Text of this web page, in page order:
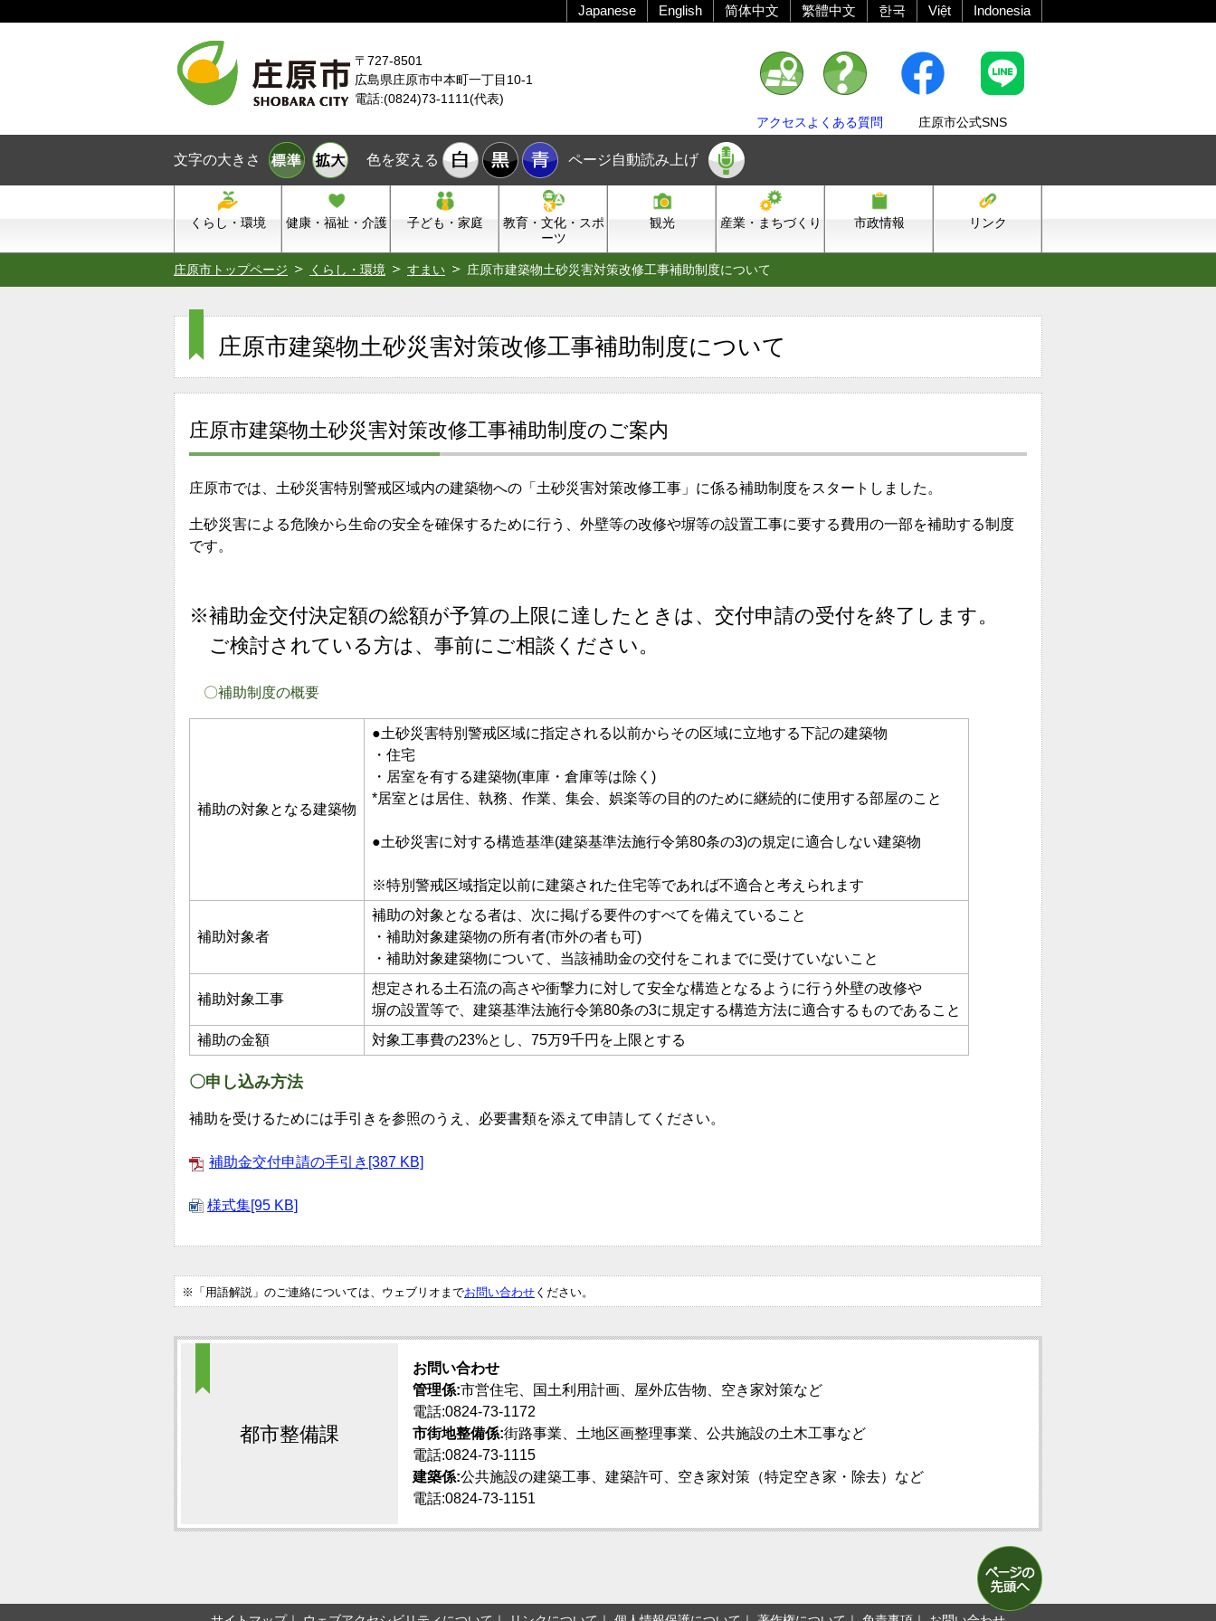
Japanese English 简体中文 繁體中文 한국 Việt Indonesia
〒727-8501
広島県庄原市中本町一丁目10-1
電話:(0824)73-1111(代表)
アクセス よくある質問 庄原市公式SNS
文字の大きさ 色を変える ページ自動読み上げ
くらし・環境 健康・福祉・介護 子ども・家庭
教育・文化・スポ
ーツ
観光 産業・まちづくり 市政情報 リンク
庄原市トップページ くらし・環境 すまい 庄原市建築物土砂災害対策改修工事補助制度について
庄原市建築物土砂災害対策改修工事補助制度について
庄原市建築物土砂災害対策改修工事補助制度のご案内
庄原市では、土砂災害特別警戒区域内の建築物への「土砂災害対策改修工事」に係る補助制度をスタートしました。
土砂災害による危険から生命の安全を確保するために行う、外壁等の改修や塀等の設置工事に要する費用の一部を補助する制度
です。
※補助金交付決定額の総額が予算の上限に達したときは、交付申請の受付を終了します。
ご検討されている方は、事前にご相談ください。
〇補助制度の概要
補助の対象となる建築物
●土砂災害特別警戒区域に指定される以前からその区域に立地する下記の建築物
・住宅
・居室を有する建築物(車庫・倉庫等は除く)
*居室とは居住、執務、作業、集会、娯楽等の目的のために継続的に使用する部屋のこと
●土砂災害に対する構造基準(建築基準法施行令第80条の3)の規定に適合しない建築物
※特別警戒区域指定以前に建築された住宅等であれば不適合と考えられます
補助対象者
補助の対象となる者は、次に掲げる要件のすべてを備えていること
・補助対象建築物の所有者(市外の者も可)
・補助対象建築物について、当該補助金の交付をこれまでに受けていないこと
補助対象工事
想定される土石流の高さや衝撃力に対して安全な構造となるように行う外壁の改修や
塀の設置等で、建築基準法施行令第80条の3に規定する構造方法に適合するものであること
補助の金額
対象工事費の23%とし、75万9千円を上限とする
〇申し込み方法
補助を受けるためには手引きを参照のうえ、必要書類を添えて申請してください。
補助金交付申請の手引き[387 KB]
様式集[95 KB]
※「用語解説」のご連絡については、ウェブリオまでお問い合わせ ください。
都市整備課
お問い合わせ
管理係:市営住宅、国土利用計画、屋外広告物、空き家対策など
電話:0824-73-1172
市街地整備係:街路事業、土地区画整理事業、公共施設の土木工事など
電話:0824-73-1115
建築係:公共施設の建築工事、建築許可、空き家対策（特定空き家・除去）など
電話:0824-73-1151